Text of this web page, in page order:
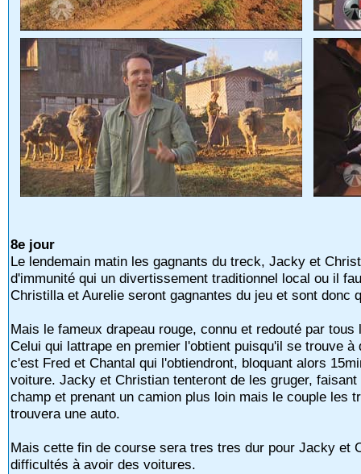
8e jour
Le lendemain matin les gagnants du treck, Jacky et
d'immunité qui un divertissement traditionnel local ou il
Christilla et Aurelie seront gagnantes du jeu et sont donc
Mais le fameux drapeau rouge, connu et redouté par
Celui qui lattrape en premier l'obtient puisqu'il se trouve
c'est Fred et Chantal qui l'obtiendront, bloquant alors
voiture. Jacky et Christian tenteront de les gruger,
champ et prenant un camion plus loin mais le couple les
trouvera une auto.
Mais cette fin de course sera tres tres dur pour Jacky et
difficultés à avoir des voitures.